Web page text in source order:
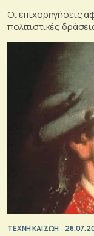
Οι επιχορηγήσεις
πολιτιστικές
TΕΧΝΗ ΚΑΙ ΖΩΗ